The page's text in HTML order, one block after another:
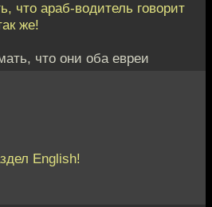
что араб-водитель говорит
же!
что они оба евреи
English!